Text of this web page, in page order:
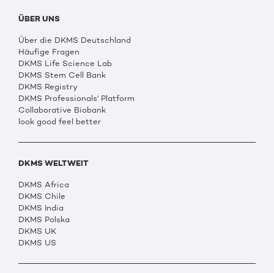
ÜBER UNS
Über die DKMS Deutschland
Häufige Fragen
DKMS Life Science Lab
DKMS Stem Cell Bank
DKMS Registry
DKMS Professionals' Platform
Collaborative Biobank
look good feel better
DKMS WELTWEIT
DKMS Africa
DKMS Chile
DKMS India
DKMS Polska
DKMS UK
DKMS US